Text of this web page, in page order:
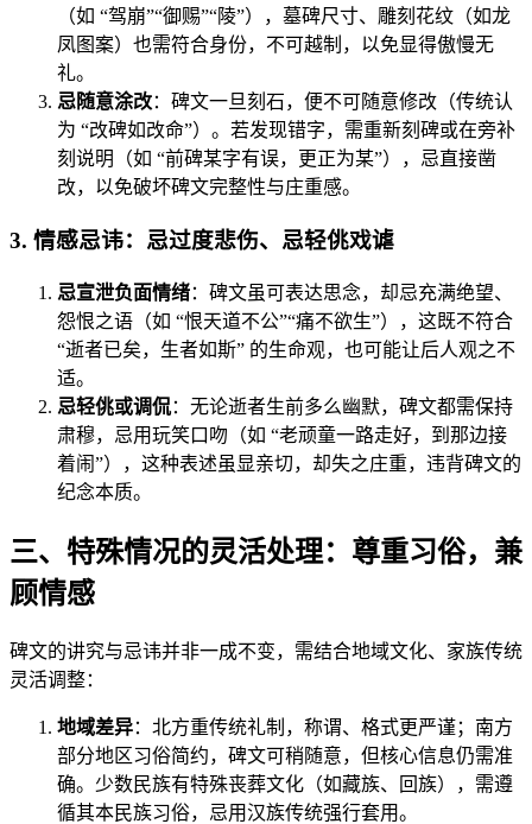
（如 “驾崩”“御赐”“陵”），墓碑尺寸、雕刻花纹（如龙
凤图案）也需符合身份，不可越制，以免显得傲慢无
礼。
忌随意涂改：碑文一旦刻石，便不可随意修改（传统认
为 “改碑如改命”）。若发现错字，需重新刻碑或在旁补
刻说明（如 “前碑某字有误，更正为某”），忌直接凿
改，以免破坏碑文完整性与庄重感。
3. 情感忌讳：忌过度悲伤、忌轻佻戏谑
忌宣泄负面情绪：碑文虽可表达思念，却忌充满绝望、
怨恨之语（如 “恨天道不公”“痛不欲生”），这既不符合
“逝者已矣，生者如斯” 的生命观，也可能让后人观之不
适。
忌轻佻或调侃：无论逝者生前多么幽默，碑文都需保持
肃穆，忌用玩笑口吻（如 “老顽童一路走好，到那边接
着闹”），这种表述虽显亲切，却失之庄重，违背碑文的
纪念本质。
三、特殊情况的灵活处理：尊重习俗，兼
顾情感
碑文的讲究与忌讳并非一成不变，需结合地域文化、家族传统
灵活调整：
地域差异：北方重传统礼制，称谓、格式更严谨；南方
部分地区习俗简约，碑文可稍随意，但核心信息仍需准
确。少数民族有特殊丧葬文化（如藏族、回族），需遵
循其本民族习俗，忌用汉族传统强行套用。